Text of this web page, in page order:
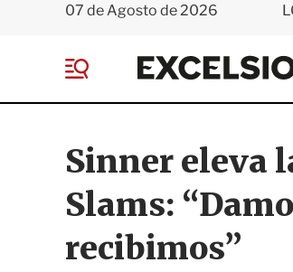
07 de Agosto de 2026
e
Sinner eleva
Slams:
recibimos”